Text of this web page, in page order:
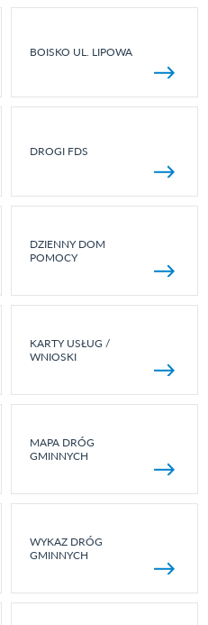
BOISKO UL. LIPOWA
DROGI FDS
DZIENNY DOM
POMOCY
KARTY USŁUG /
WNIOSKI
MAPA DRÓG
GMINNYCH
WYKAZ DRÓG
GMINNYCH